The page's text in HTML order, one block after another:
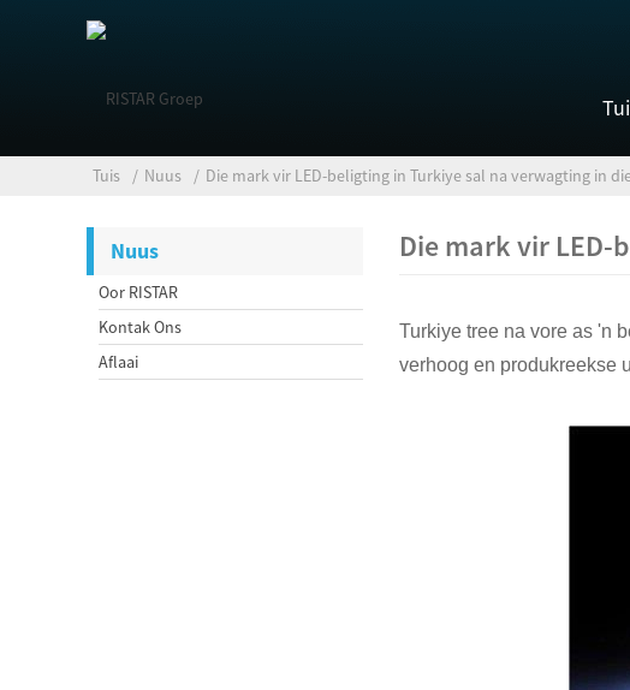
Tuis Nuus Die mark vir LED-beligting in Turkiye sal na verwagting in
Nuus
Oor RISTAR
Kontak Ons
Aflaai
Die mark vir
Turkiye tree na vore as 'n
verhoog en produkreekse